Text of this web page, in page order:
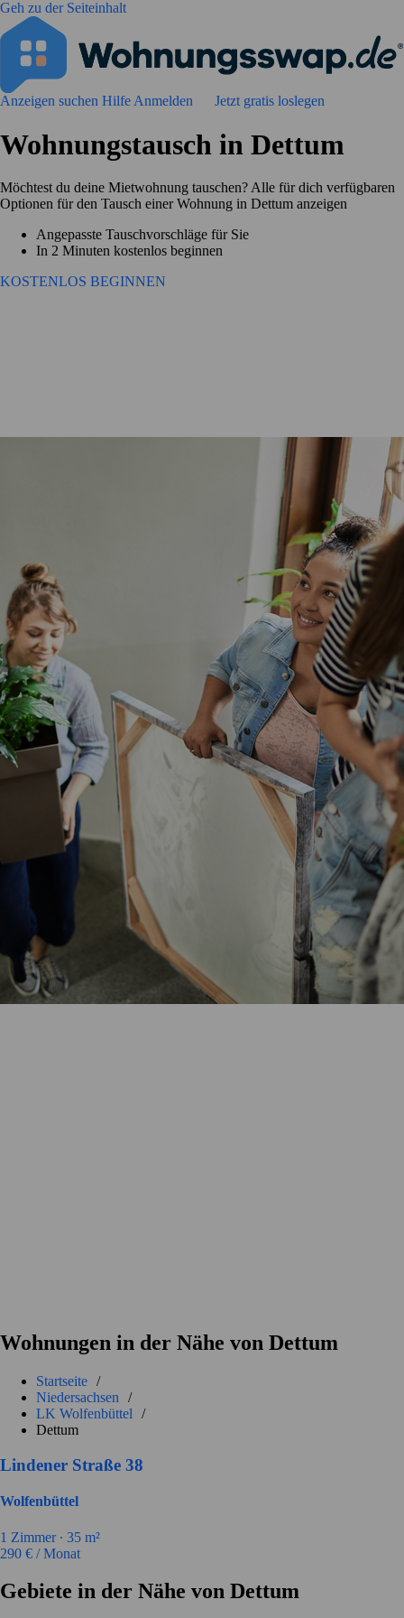
Geh zu der Seiteinhalt
Anzeigen suchen Hilfe Anmelden Jetzt gratis loslegen
Wohnungstausch in Dettum
Möchtest du deine Mietwohnung tauschen? Alle für dich verfügbaren
Optionen für den Tausch einer Wohnung in Dettum anzeigen
Angepasste Tauschvorschläge für Sie
In 2 Minuten kostenlos beginnen
KOSTENLOS BEGINNEN
Wohnungen in der Nähe von Dettum
Startseite /
Niedersachsen
/
LK Wolfenbüttel
/
Dettum
Lindener Straße 38
Wolfenbüttel
1 Zimmer ∙ 35 m²
290 € / Monat
Gebiete in der Nähe von Dettum